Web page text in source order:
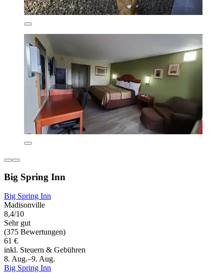
Big Spring Inn
Big Spring Inn
Madisonville
8,4/10
Sehr gut
(375 Bewertungen)
61 €
inkl. Steuern & Gebühren
8. Aug.–9. Aug.
Big Spring Inn